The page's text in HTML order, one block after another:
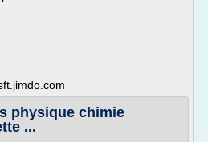
physique chimie
...